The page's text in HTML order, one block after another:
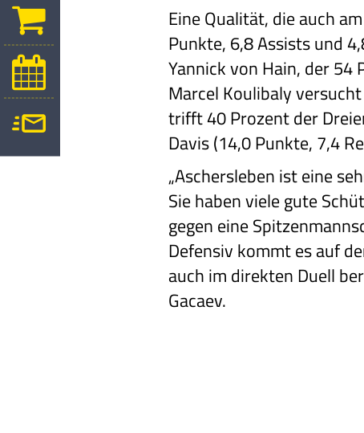
Eine Qualität, die auch
Punkte, 6,8 Assists und
Yannick von Hain, der
Marcel Koulibaly
trifft 40 Prozent der
Davis (14,0 Punkte, 7,4
„Aschersleben ist eine
Sie haben viele gute
gegen eine
Defensiv kommt es auf
auch im direkten Duell
Gacaev.